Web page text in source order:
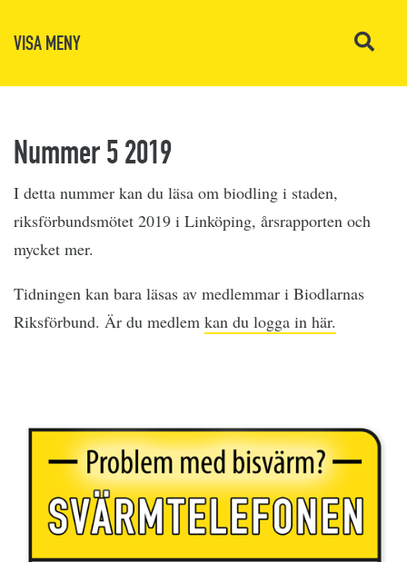
VISA MENY
Nummer 5 2019
I detta nummer kan du läsa om biodling i staden,
riksförbundsmötet 2019 i Linköping, årsrapporten och
mycket mer.
Tidningen kan bara läsas av medlemmar i Biodlarnas
Riksförbund. Är du medlem kan du logga in här.